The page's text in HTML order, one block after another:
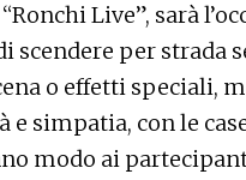
Live”, sarà
scendere per strada
o effetti speciali,
e simpatia, con le
modo ai